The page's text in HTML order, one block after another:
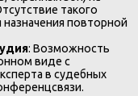
такого
повторной
: Возможность
виде с
в судебных